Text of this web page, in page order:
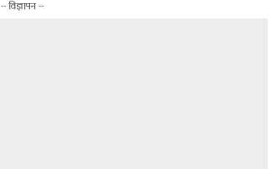
-- विज्ञापन --